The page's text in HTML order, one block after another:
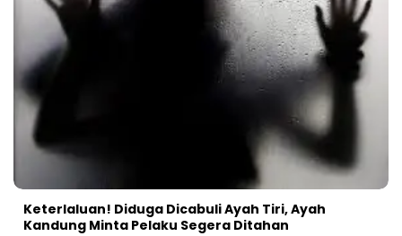
Keterlaluan! Diduga Dicabuli Ayah Tiri, Ayah
Kandung Minta Pelaku Segera Ditahan